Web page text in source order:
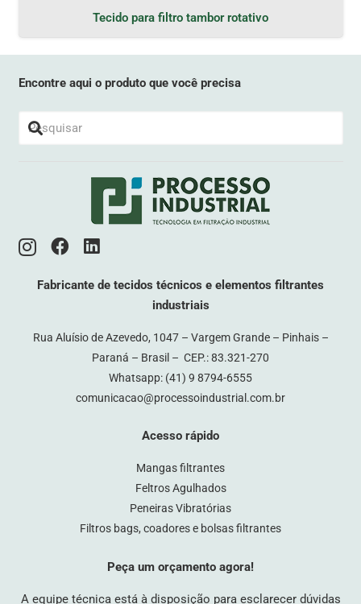
Tecido para filtro tambor rotativo
Encontre aqui o produto que você precisa
Fabricante de tecidos técnicos e elementos filtrantes
industriais
Rua Aluísio de Azevedo, 1047 – Vargem Grande – Pinhais –
Paraná – Brasil – CEP.: 83.321-270
Whatsapp: (41) 9 8794-6555
comunicacao@processoindustrial.com.br
Acesso rápido
Mangas filtrantes
Feltros Agulhados
Peneiras Vibratórias
Filtros bags, coadores e bolsas filtrantes
Peça um orçamento agora!
A equipe técnica está à disposição para esclarecer dúvidas